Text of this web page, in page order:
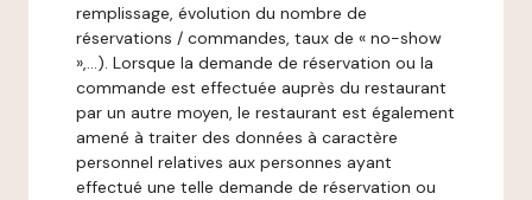
remplissage, évolution du nombre de
réservations / commandes, taux de « no-show
»,…). Lorsque la demande de réservation ou la
commande est effectuée auprès du restaurant
par un autre moyen, le restaurant est également
amené à traiter des données à caractère
personnel relatives aux personnes ayant
effectué une telle demande de réservation ou